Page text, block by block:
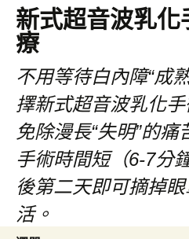
新式超音波乳
療
不用等待白內障“成
擇新式超音波乳化
免除漫長“失明”的痛
手術時間短（6-7分
後第二天即可摘掉
活。